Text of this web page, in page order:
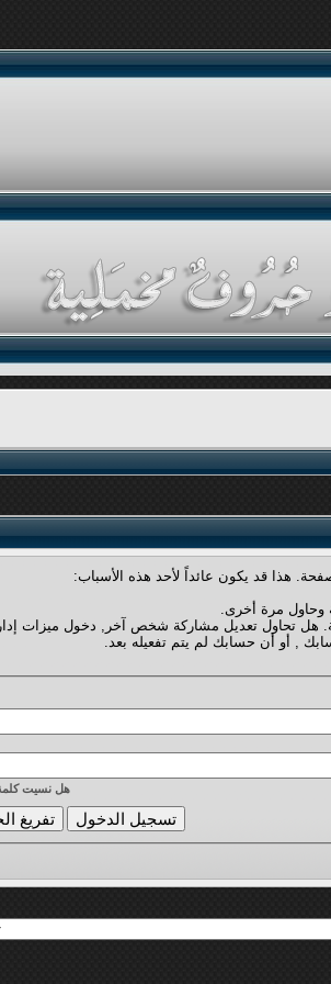
هذا قد يكون عائداً لأحد هذه الأسباب:
وحاول مرة أخرى.
هل تحاول تعديل مشاركة شخص آخر, دخول ميزات
, أو أن حسابك لم يتم تفعيله بعد.
هل نسيت